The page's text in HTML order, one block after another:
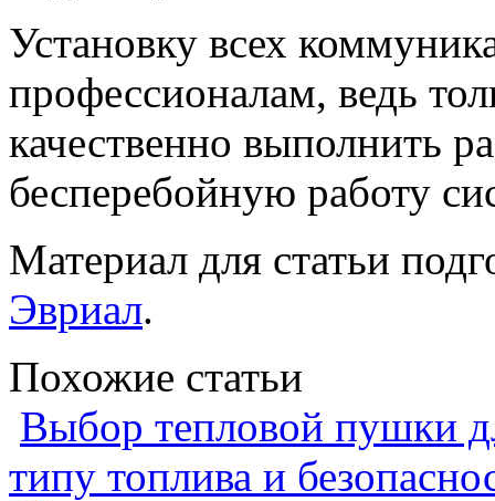
Установку всех
профессионалам, ведь
качественно выполнить
бесперебойную работу
Материал для статьи
Эвриал.
Похожие статьи
Выбор тепловой пушки
типу топлива и